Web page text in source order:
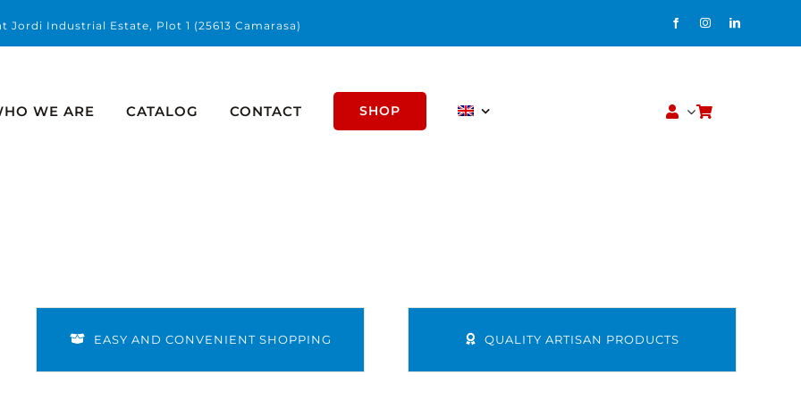
Jordi Industrial Estate, Plot 1 (25613 Camarasa)
WE ARE CATALOG CONTACT SHOP
EASY AND CONVENIENT SHOPPING QUALITY ARTISAN PRODUCTS